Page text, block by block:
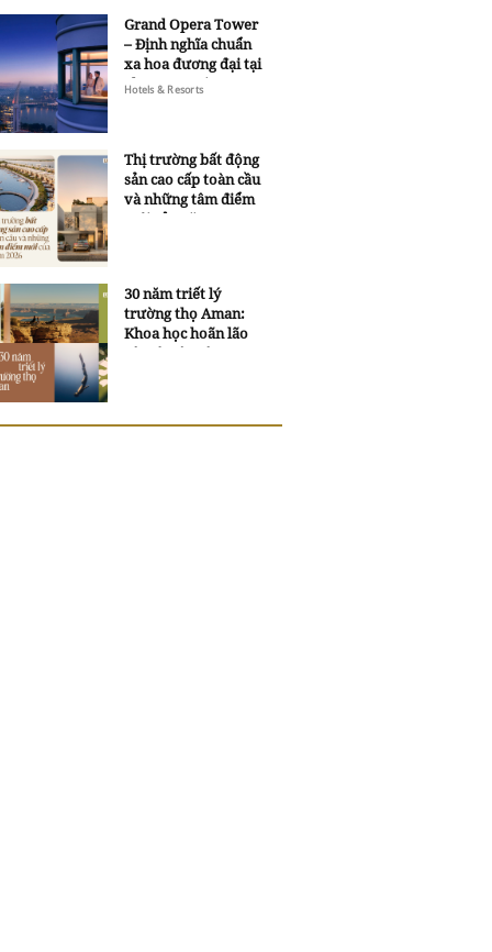
Grand Opera Tower
– Định nghĩa chuẩn
xa hoa đương đại tại
Sheraton Saigon
Hotels & Resorts
Thị trường bất động
sản cao cấp toàn cầu
và những tâm điểm
mới của năm 2026
30 năm triết lý
trường thọ Aman:
Khoa học hoãn lão
và trí tuệ ngàn xưa